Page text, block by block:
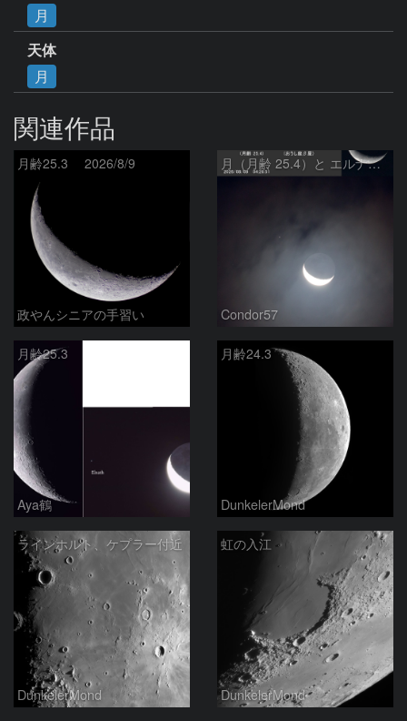
月
天体
月
関連作品
月齢25.3 2026/8/9
政やんシニアの手習い
月（月齢 25.4）と エルナト（おうし座β星）
Condor57
月齢25.3
Aya鶴
月齢24.3
DunkelerMond
ラインホルト、ケプラー付近
DunkelerMond
虹の入江
DunkelerMond